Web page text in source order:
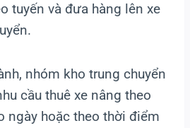
tuyến và đưa hàng lên xe
nhóm kho trung chuyển
cầu thuê xe nâng theo
ngày hoặc theo thời điểm